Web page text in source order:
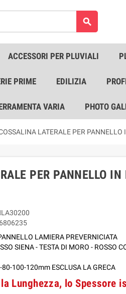
search
ACCESSORI PER PLUVIALI
PRIME EDILIZIA
VARIA PHOTO
LATERALE PER
PER PANNELLO
LAMIERA PREVERNICIATA
SIENA - TESTA DI MORO - ROSSO
100-120mm ESCLUSA LA GRECA
Lunghezza, lo Spessore